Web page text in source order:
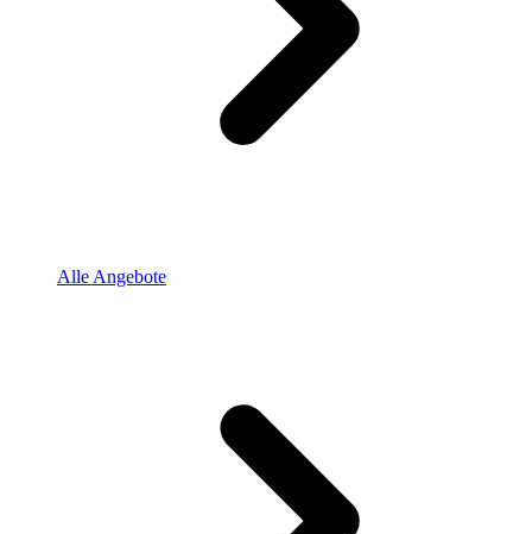
Alle Angebote